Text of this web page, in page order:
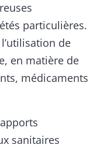
particulières.
de
en matière de
médicaments
sanitaires